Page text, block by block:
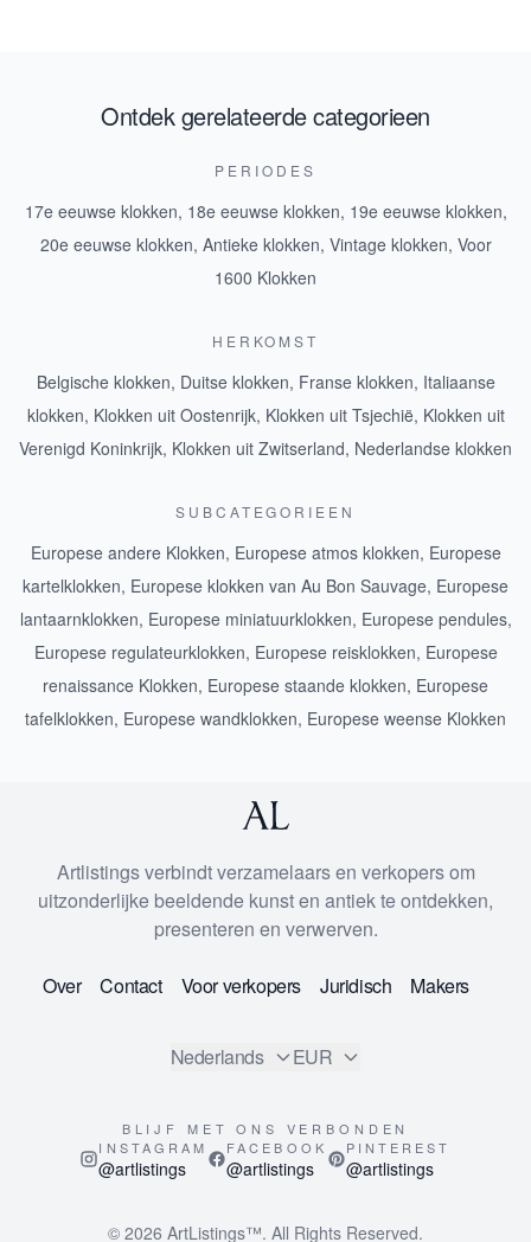
Ontdek gerelateerde categorieen
PERIODES
17e eeuwse klokken, 18e eeuwse klokken, 19e eeuwse klokken,
20e eeuwse klokken, Antieke klokken, Vintage klokken, Voor
1600 Klokken
HERKOMST
Belgische klokken, Duitse klokken, Franse klokken, Italiaanse
klokken, Klokken uit Oostenrijk, Klokken uit Tsjechië, Klokken uit
Verenigd Koninkrijk, Klokken uit Zwitserland, Nederlandse klokken
SUBCATEGORIEEN
Europese andere Klokken, Europese atmos klokken, Europese
kartelklokken, Europese klokken van Au Bon Sauvage, Europese
lantaarnklokken, Europese miniatuurklokken, Europese pendules,
Europese regulateurklokken, Europese reisklokken, Europese
renaissance Klokken, Europese staande klokken, Europese
tafelklokken, Europese wandklokken, Europese weense Klokken
Artlistings verbindt verzamelaars en verkopers om
uitzonderlijke beeldende kunst en antiek te ontdekken,
presenteren en verwerven.
Over Contact Voor verkopers Juridisch Makers
Nederlands EUR
BLIJF MET ONS VERBONDEN
INSTAGRAM
@artlistings
FACEBOOK
@artlistings
PINTEREST
@artlistings
© 2026 ArtListings™. All Rights Reserved.